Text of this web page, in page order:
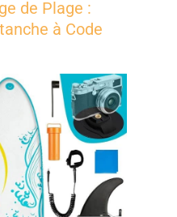
de Plage :
à Code